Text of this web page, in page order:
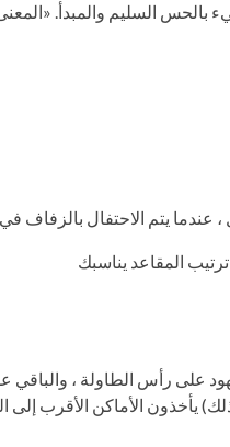
السليم والمبدأ.
عندما يتم الاحتفال بالزفاف
على رأس الطاولة ، والباقي
يأخذون الأماكن الأقرب إلى